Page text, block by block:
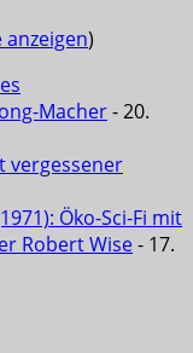
anzeigen)
Macher- 20.
vergessener
Öko-Sci-Fi mit
Robert Wise- 17.